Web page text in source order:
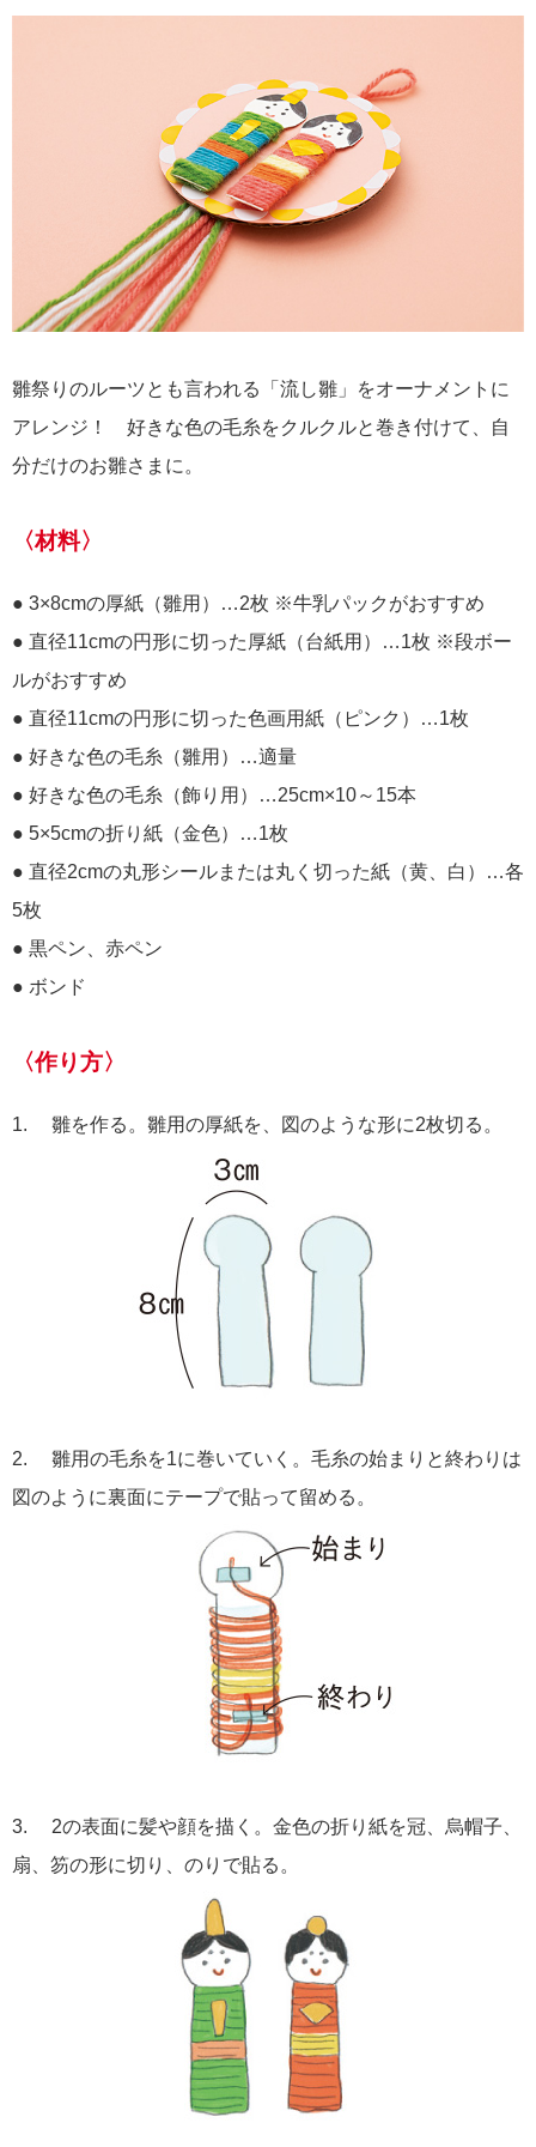
雛祭りのルーツとも言われる「流し雛」をオーナメントに
アレンジ！ 好きな色の毛糸をクルクルと巻き付けて、自
分だけのお雛さまに。
〈材料〉
● 3×8cmの厚紙（雛用）…2枚 ※牛乳パックがおすすめ
● 直径11cmの円形に切った厚紙（台紙用）…1枚 ※段ボー
ルがおすすめ
● 直径11cmの円形に切った色画用紙（ピンク）…1枚
● 好きな色の毛糸（雛用）…適量
● 好きな色の毛糸（飾り用）…25cm×10～15本
● 5×5cmの折り紙（金色）…1枚
● 直径2cmの丸形シールまたは丸く切った紙（黄、白）…各
5枚
● 黒ペン、赤ペン
● ボンド
〈作り方〉
1. 雛を作る。雛用の厚紙を、図のような形に2枚切る。
2. 雛用の毛糸を1に巻いていく。毛糸の始まりと終わりは
図のように裏面にテープで貼って留める。
3. 2の表面に髪や顔を描く。金色の折り紙を冠、烏帽子、
扇、笏の形に切り、のりで貼る。